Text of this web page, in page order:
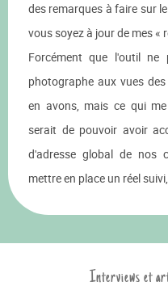
des remarques à faire sur
vous soyez à jour de mes «
Forcément que l'outil
photographe aux vues
en avons, mais ce qui
serait de pouvoir avoir
d'adresse global de nos
mettre en place un réel
Interviews et